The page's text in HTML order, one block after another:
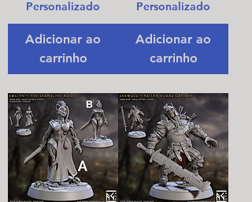
Personalizado
Adicionar ao
carrinho
Personalizado
Adicionar ao
carrinho